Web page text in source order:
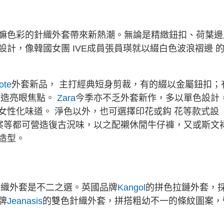
色彩的針織外套帶來新熱潮。無論是精緻鈕扣、荷葉
計，像韓國女團 IVE成員張員瑛就以綴白色波浪褶邊
外套新品， 主打經典短身剪裁，有的綴以金屬鈕扣；
亮眼焦點。 Zara今季亦不乏外套新作，多以單色設計
性化味道。 淨色以外，也可選擇印花或鈎 花等款式設
都可營造復古況味，以之配襯休閒牛仔褲，又或斯文
型。
外套是不二之選。英國品牌Kangol的拼色拉鏈外套，
Jeanasis的雙色針織外套，拼搭粗幼不一的條紋圖案，